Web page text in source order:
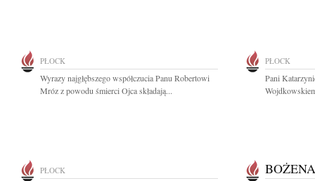
PŁOCK
Wyrazy najgłębszego współczucia Panu Robertowi
Mróz z powodu śmierci Ojca składają...
PŁOCK
Pani
PŁOCK